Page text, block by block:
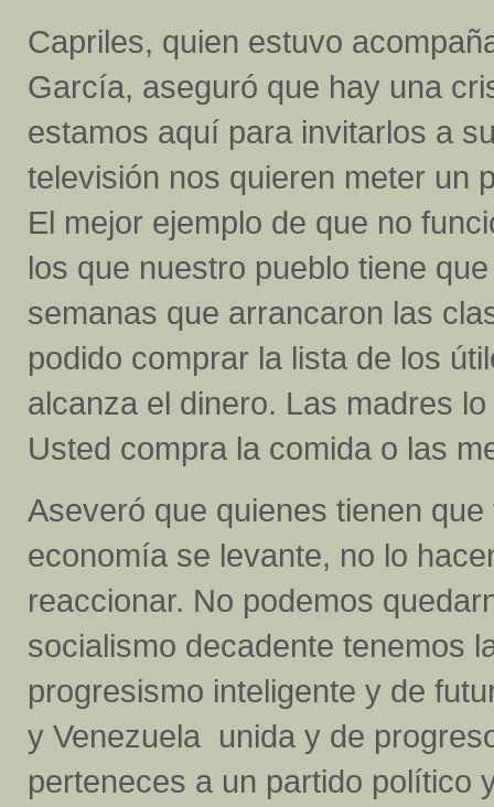
Capriles, quien estuvo
García, aseguró que hay una
estamos aquí para invitarlos a
televisión nos quieren meter un
El mejor ejemplo de que no
los que nuestro pueblo tiene
semanas que arrancaron las
podido comprar la lista de los
alcanza el dinero. Las madres
Usted compra la comida o las
Aseveró que quienes tienen
economía se levante, no lo
reaccionar. No podemos
socialismo decadente tenemos
progresismo inteligente y de
y Venezuela unida y de
perteneces a un partido político